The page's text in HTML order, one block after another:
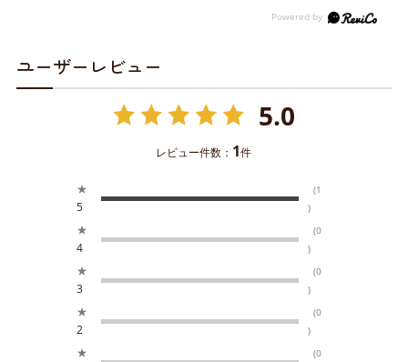
ユーザーレビュー
5.0
レビュー件数： 1件
★
5
(1
)
★
4
(0
)
★
3
(0
)
★
2
(0
)
★
(0